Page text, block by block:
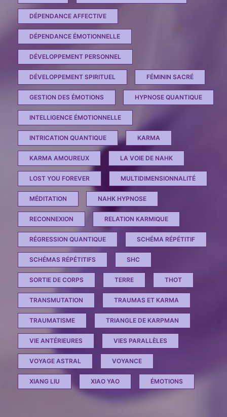
Reconnexion Maya"
DÉPENDANCE AFFECTIVE
DÉPENDANCE ÉMOTIONNELLE
DÉVELOPPEMENT PERSONNEL
DÉVELOPPEMENT SPIRITUEL FÉMININ SACRÉ
GESTION DES ÉMOTIONS HYPNOSE QUANTIQUE
INTELLIGENCE ÉMOTIONNELLE
INTRICATION QUANTIQUE KARMA
KARMA AMOUREUX LA VOIE DE NAHK
LOST YOU FOREVER MULTIDIMENSIONNALITÉ
MÉDITATION NAHK HYPNOSE
RECONNEXION RELATION KARMIQUE
RÉGRESSION QUANTIQUE SCHÉMA RÉPÉTITIF
SCHÉMAS RÉPÉTITIFS SHC
SORTIE DE CORPS TERRE THOT
TRANSMUTATION TRAUMAS ET KARMA
TRAUMATISME TRIANGLE DE KARPMAN
VIE ANTÉRIEURES VIES PARALLÈLES
VOYAGE ASTRAL VOYANCE
XIANG LIU XIAO YAO ÉMOTIONS